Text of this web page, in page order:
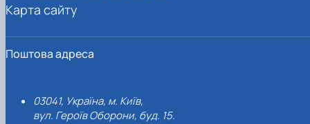
Поштова адреса
03041, Україна, м. Київ,
вул. Героїв Оборони, буд. 15.
Карта сайту